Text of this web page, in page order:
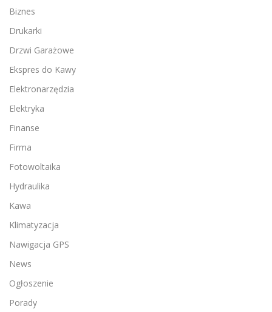
Biznes
Drukarki
Drzwi Garażowe
Ekspres do Kawy
Elektronarzędzia
Elektryka
Finanse
Firma
Fotowoltaika
Hydraulika
Kawa
Klimatyzacja
Nawigacja GPS
News
Ogłoszenie
Porady